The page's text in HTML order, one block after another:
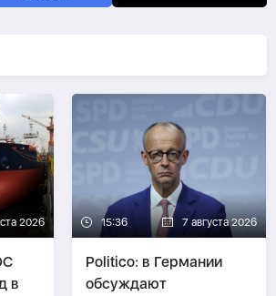
2026
в
15:36 7 августа 2026
Politico: в Германии
обсуждают